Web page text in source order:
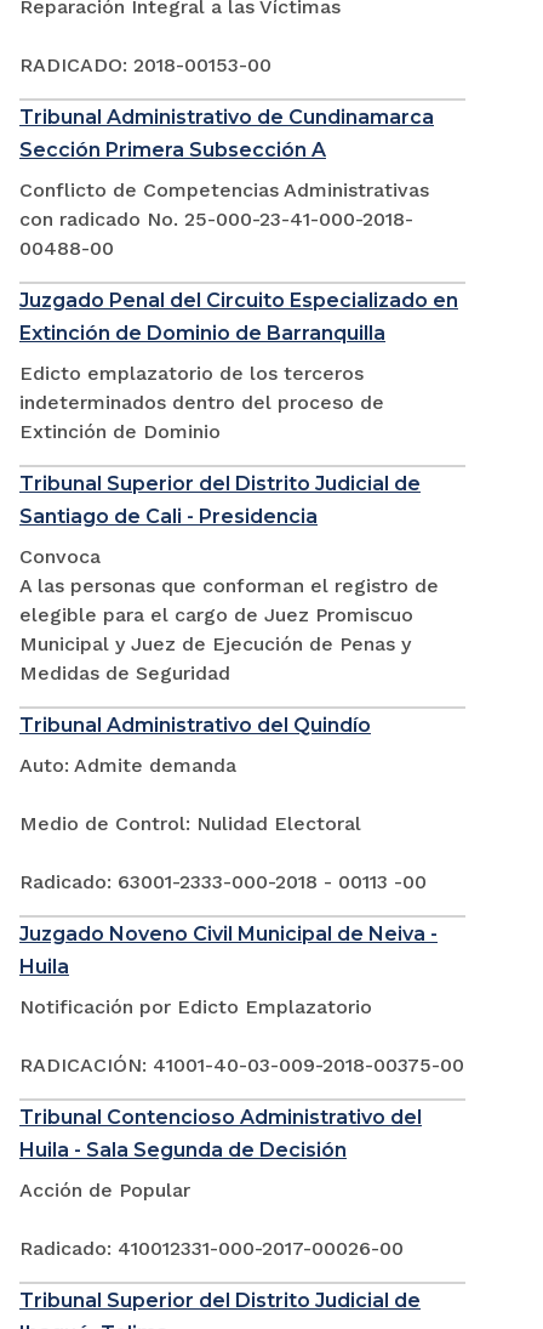
Reparación Integral a las Víctimas
RADICADO: 2018-00153-00
Tribunal Administrativo de Cundinamarca
Sección Primera Subsección A
Conflicto de Competencias Administrativas
con radicado No. 25-000-23-41-000-2018-
00488-00
Juzgado Penal del Circuito Especializado en
Extinción de Dominio de Barranquilla
Edicto emplazatorio de los terceros
indeterminados dentro del proceso de
Extinción de Dominio
Tribunal Superior del Distrito Judicial de
Santiago de Cali - Presidencia
Convoca
A las personas que conforman el registro de
elegible para el cargo de Juez Promiscuo
Municipal y Juez de Ejecución de Penas y
Medidas de Seguridad
Tribunal Administrativo del Quindío
Auto: Admite demanda
Medio de Control: Nulidad Electoral
Radicado: 63001-2333-000-2018 - 00113 -00
Juzgado Noveno Civil Municipal de Neiva -
Huila
Notificación por Edicto Emplazatorio
RADICACIÓN: 41001-40-03-009-2018-00375-00
Tribunal Contencioso Administrativo del
Huila - Sala Segunda de Decisión
Acción de Popular
Radicado: 410012331-000-2017-00026-00
Tribunal Superior del Distrito Judicial de